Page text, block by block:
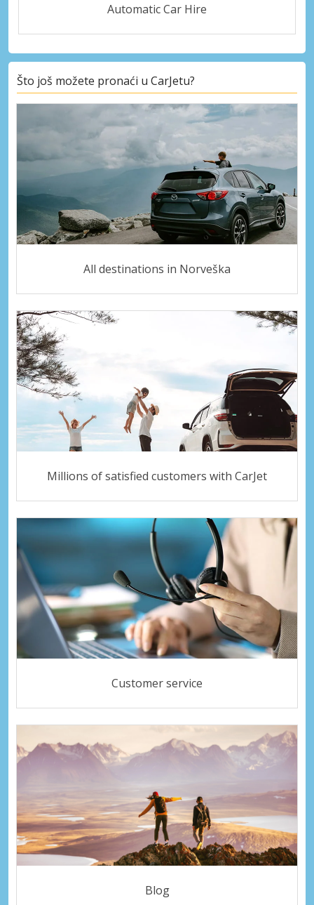
Automatic Car Hire
Što još možete pronaći u CarJetu?
All destinations in Norveška
Millions of satisfied customers with CarJet
Customer service
Blog